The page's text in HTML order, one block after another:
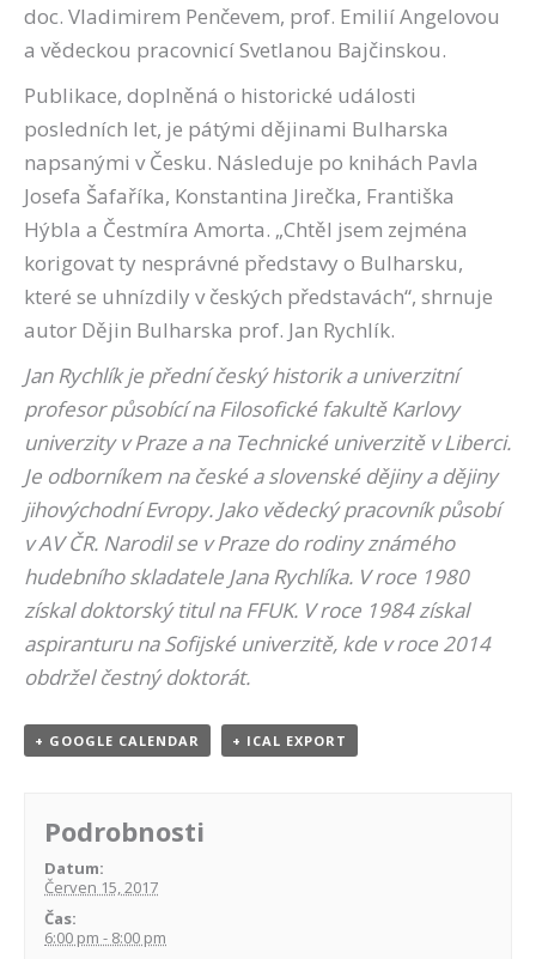
doc. Vladimirem Penčevem, prof. Emilií Angelovou
a vědeckou pracovnicí Svetlanou Bajčinskou.
Publikace, doplněná o historické události
posledních let, je pátými dějinami Bulharska
napsanými v Česku. Následuje po knihách Pavla
Josefa Šafaříka, Konstantina Jirečka, Františka
Hýbla a Čestmíra Amorta. „Chtěl jsem zejména
korigovat ty nesprávné představy o Bulharsku,
které se uhnízdily v českých představách“, shrnuje
autor Dějin Bulharska prof. Jan Rychlík.
Jan Rychlík je přední český historik a univerzitní
profesor působící na Filosofické fakultě Karlovy
univerzity v Praze a na Technické univerzitě v Liberci.
Je odborníkem na české a slovenské dějiny a dějiny
jihovýchodní Evropy. Jako vědecký pracovník působí
v AV ČR. Narodil se v Praze do rodiny známého
hudebního skladatele Jana Rychlíka. V roce 1980
získal doktorský titul na FFUK. V roce 1984 získal
aspiranturu na Sofijské univerzitě, kde v roce 2014
obdržel čestný doktorát.
+ GOOGLE CALENDAR + ICAL EXPORT
Podrobnosti
Datum:
Červen 15, 2017
Čas:
6:00 pm - 8:00 pm